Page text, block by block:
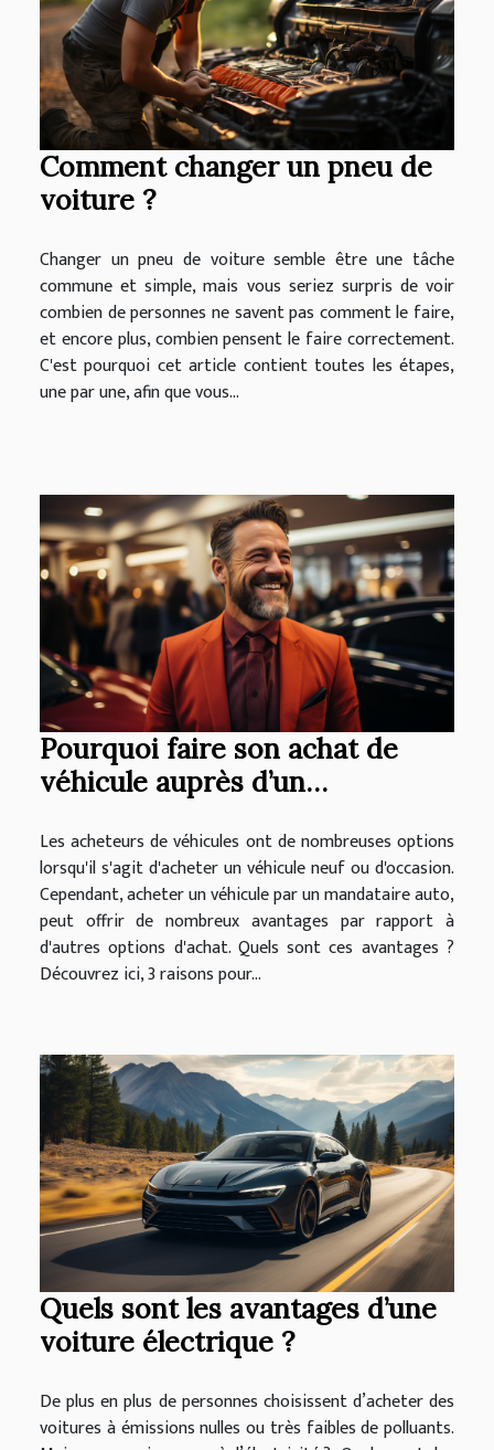
Comment changer un pneu de
voiture ?
Changer un pneu de voiture semble être une tâche
commune et simple, mais vous seriez surpris de voir
combien de personnes ne savent pas comment le faire,
et encore plus, combien pensent le faire correctement.
C'est pourquoi cet article contient toutes les étapes,
une par une, afin que vous...
Pourquoi faire son achat de
véhicule auprès d’un
Les acheteurs de véhicules ont de nombreuses options
lorsqu'il s'agit d'acheter un véhicule neuf ou d'occasion.
Cependant, acheter un véhicule par un mandataire auto,
peut offrir de nombreux avantages par rapport à
d'autres options d'achat. Quels sont ces avantages ?
Découvrez ici, 3 raisons pour...
Quels sont les avantages d’une
voiture électrique ?
De plus en plus de personnes choisissent d’acheter des
voitures à émissions nulles ou très faibles de polluants.